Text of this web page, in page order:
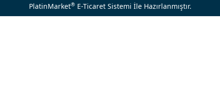
PlatinMarket®E-Ticaret Sistemi İle Hazırlanmıştır.